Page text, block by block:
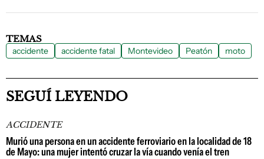
TEMAS
accidente accidente fatal Montevideo Peatón moto
SEGUÍ LEYENDO
ACCIDENTE
Murió una persona en un accidente ferroviario en la localidad de 18
de Mayo: una mujer intentó cruzar la vía cuando venía el tren